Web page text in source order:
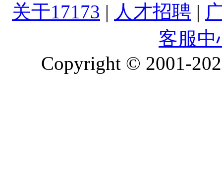
关于17173 | 人才招聘 |
客服中
Copyright © 2001-